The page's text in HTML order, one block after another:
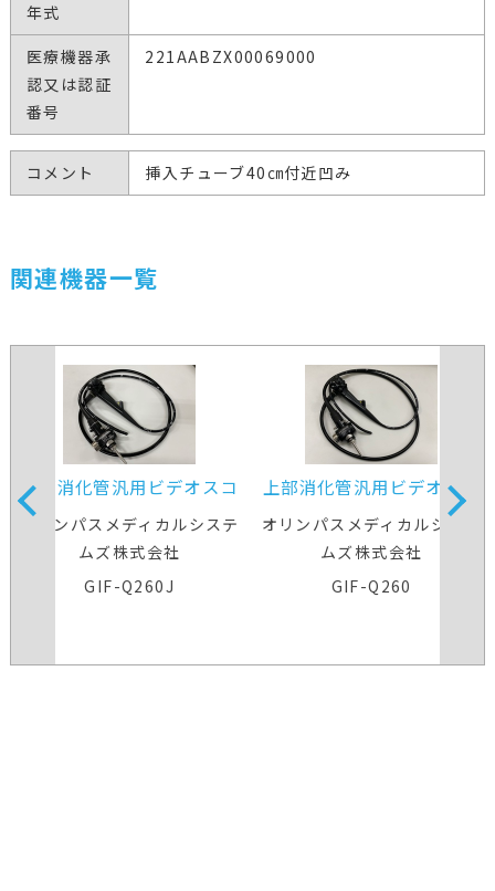
年式
医療機器承
認又は認証
番号
221AABZX00069000
コメント 挿入チューブ40㎝付近凹み
関連機器一覧
上部消化管汎用ビデオスコ
ープ
オリンパスメディカルシステ
ムズ株式会社
GIF-Q260J
上部消化管汎用ビデオスコ
ープ
オリンパスメディカルシステ
ムズ株式会社
GIF-Q260